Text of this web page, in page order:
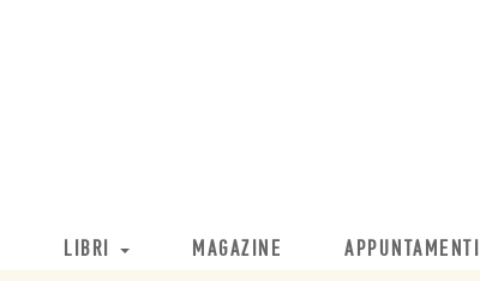
LIBRI MAGAZINE APPUNTAMENTI